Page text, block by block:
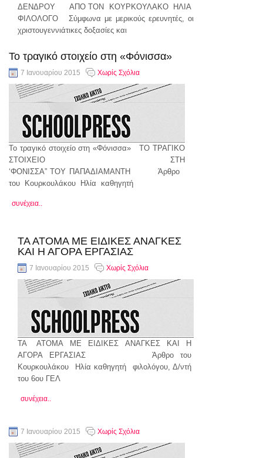
ΔΕΝΔΡΟΥ ΑΠΟ ΤΟΝ ΚΟΥΡΚΟΥΛΑΚΟ ΗΛΙΑ
ΦΙΛΟΛΟΓΟ Σύμφωνα με μερικούς ερευνητές, οι
χριστουγεννιάτικες δοξασίες και
Το τραγικό στοιχείο στη «Φόνισσα»
7 Ιανουαρίου 2015 Χωρίς Σχόλια
Το τραγικό στοιχείο στη «Φόνισσα» ΤΟ ΤΡΑΓΙΚΟ
ΣΤΟΙΧΕΙΟ ΣΤΗ
‘ΦΟΝΙΣΣΑ” ΤΟΥ ΠΑΠΑΔΙΑΜΑΝΤΗ Άρθρο
του Κουρκουλάκου Ηλία καθηγητή
συνέχεια..
ΤΑ ΑΤΟΜΑ ΜΕ ΕΙΔΙΚΕΣ ΑΝΑΓΚΕΣ
ΚΑΙ Η ΑΓΟΡΑ ΕΡΓΑΣΙΑΣ
7 Ιανουαρίου 2015 Χωρίς Σχόλια
ΤΑ ΑΤΟΜΑ ΜΕ ΕΙΔΙΚΕΣ ΑΝΑΓΚΕΣ ΚΑΙ Η
ΑΓΟΡΑ ΕΡΓΑΣΙΑΣ Άρθρο του
Κουρκουλάκου Ηλία καθηγητή φιλολόγου, Δ/ντή
του 6ου ΓΕΛ
συνέχεια..
7 Ιανουαρίου 2015 Χωρίς Σχόλια